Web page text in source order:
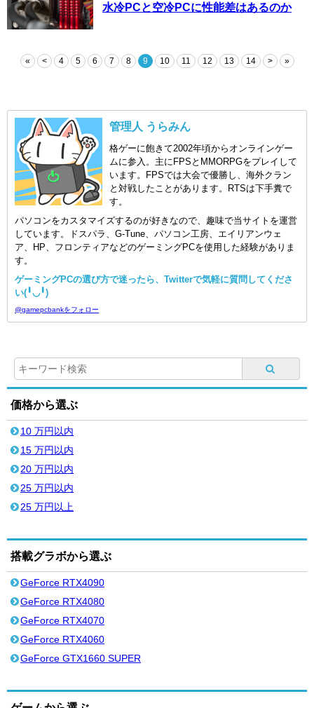
水冷PCと空冷PCに性能差はあるのか
« < 4 5 6 7 8 9 10 11 12 13 14 > »
管理人 うらみん
格ゲーに飽きて2002年頃からオンラインゲー
ムに参入。主にFPSとMMORPGをプレイして
います。FPSでは大会で優勝し、海外クラン
と対戦したことがあります。RTSは下手糞で
す。
パソコンをカスタマイズするのが好きなので、趣味で当サイトを運営
しています。ドスパラ、G-Tune、パソコン工房、エイリアンウェ
ア、HP、フロンティアなどのゲーミングPCを使用した経験がありま
す。
ゲーミングPCの選び方で迷ったら、Twitterで気軽に質問してくださ
い(╹◡╹)
@gamepcbankをフォロー
価格から選ぶ
10 万円以内
15 万円以内
20 万円以内
25 万円以内
25 万円以上
搭載グラボから選ぶ
GeForce RTX4090
GeForce RTX4080
GeForce RTX4070
GeForce RTX4060
GeForce GTX1660 SUPER